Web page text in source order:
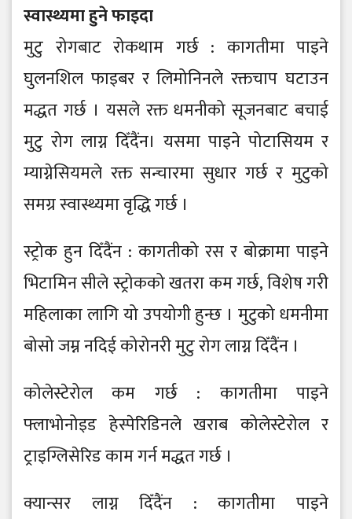
स्वास्थ्यमा हुने फाइदा
मुटु रोगबाट रोकथाम गर्छ : कागतीमा पाइने
घुलनशिल फाइबर र लिमोनिनले रक्तचाप घटाउन
मद्धत गर्छ । यसले रक्त धमनीको सूजनबाट बचाई
मुटु रोग लाग्न दिँदैंन। यसमा पाइने पोटासियम र
म्याग्नेसियमले रक्त सन्चारमा सुधार गर्छ र मुटुको
समग्र स्वास्थ्यमा वृद्धि गर्छ ।
स्ट्रोक हुन दिँदैंन : कागतीको रस र बोक्रामा पाइने
भिटामिन सीले स्ट्रोकको खतरा कम गर्छ, विशेष गरी
महिलाका लागि यो उपयोगी हुन्छ । मुटुको धमनीमा
बोसो जम्न नदिई कोरोनरी मुटु रोग लाग्न दिँदैंन ।
कोलेस्टेरोल कम गर्छ : कागतीमा पाइने
फ्लाभोनोइड हेस्पेरिडिनले खराब कोलेस्टेरोल र
ट्राइग्लिसेरिड काम गर्न मद्धत गर्छ ।
क्यान्सर लाग्न दिँदैंन : कागतीमा पाइने